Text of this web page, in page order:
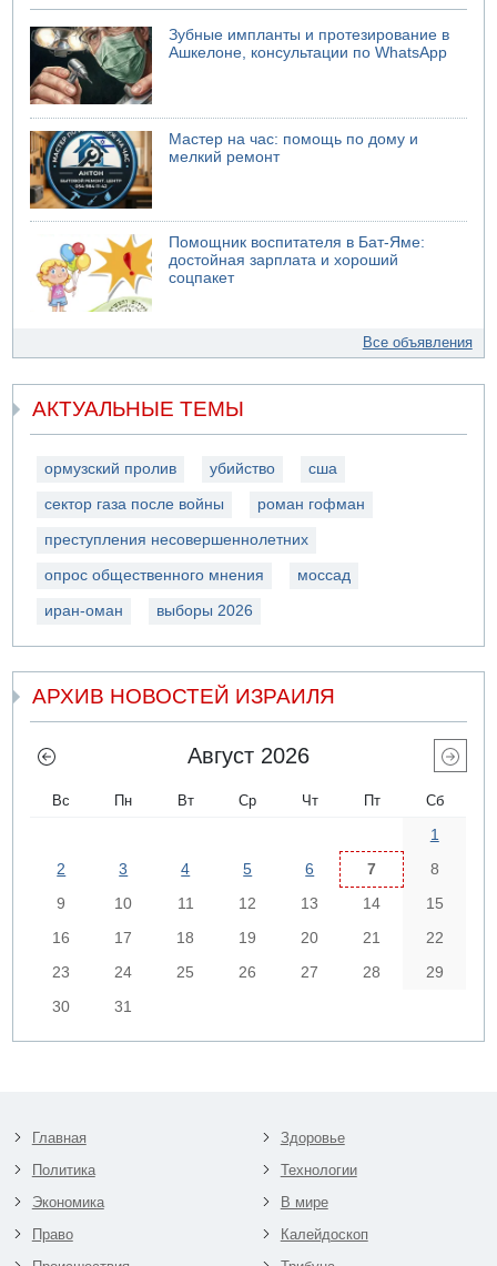
Зубные импланты и протезирование в
Ашкелоне, консультации по WhatsApp
Мастер на час: помощь по дому и
мелкий ремонт
Помощник воспитателя в Бат-Яме:
достойная зарплата и хороший
соцпакет
Все объявления
АКТУАЛЬНЫЕ ТЕМЫ
ормузский пролив убийство сша
сектор газа после войны роман гофман
преступления несовершеннолетних
опрос общественного мнения моссад
иран-оман выборы 2026
АРХИВ НОВОСТЕЙ ИЗРАИЛЯ
Август 2026
Вс Пн Вт Ср Чт Пт Сб
1
2
3 4 5 6 7
8
9
10 11 12 13 14
15
16
17 18 19 20 21
22
23
24 25 26 27 28
29
30
31
Главная
Политика
Экономика
Право
Здоровье
Технологии
В мире
Калейдоскоп